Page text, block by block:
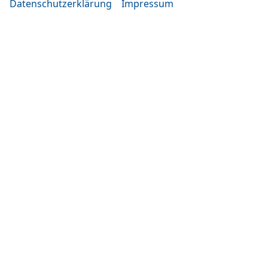
Datenschutzerklärung Impressum